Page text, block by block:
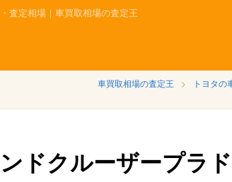
査定相場｜車買取相場の査定王
車買取相場の査定王 トヨタの
ドクルーザープラ